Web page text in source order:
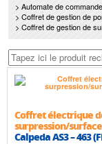
> Automate de
> Coffret de gestion de
> Coffret de gestion de
Coffret électrique
surpression/surface
Calpeda AS3 – 463